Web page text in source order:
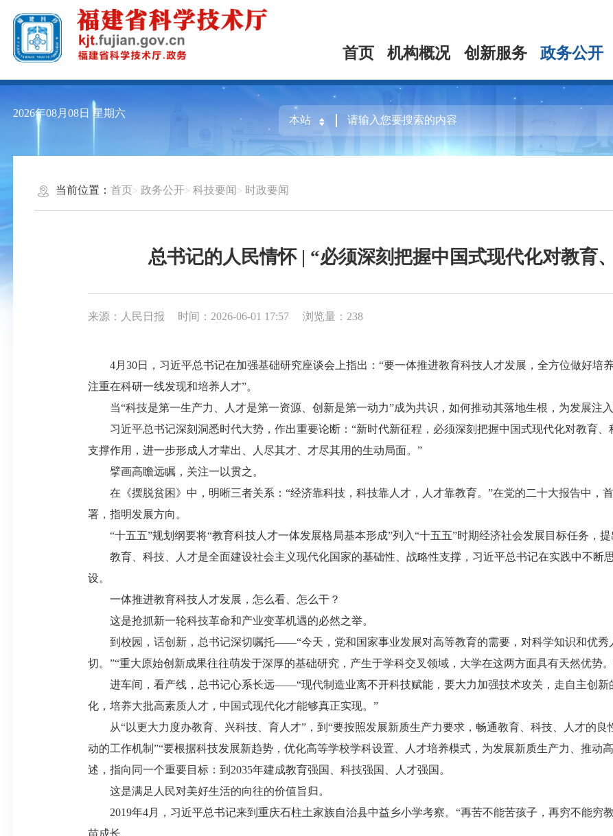
首页 机构概况 创新服务 政务公开
2026年08月08日 星期六
当前位置： 首页 政务公开 科技要闻 时政要闻
总书记的人民情怀 | “必须深刻把握中国式现代化对教育
来源：人民日报 时间：2026-06-01 17:57 浏览量：238
4月30日，习近平总书记在加强基础研究座谈会上指出：“要一体推进教育科技人才发展，全方位做好培养
注重在科研一线发现和培养人才”。
当“科技是第一生产力、人才是第一资源、创新是第一动力”成为共识，如何推动其落地生根，为发展注入
习近平总书记深刻洞悉时代大势，作出重要论断：“新时代新征程，必须深刻把握中国式现代化对教育、
支撑作用，进一步形成人才辈出、人尽其才、才尽其用的生动局面。”
擘画高瞻远瞩，关注一以贯之。
在《摆脱贫困》中，明晰三者关系：“经济靠科技，科技靠人才，人才靠教育。”在党的二十大报告中，
署，指明发展方向。
“十五五”规划纲要将“教育科技人才一体发展格局基本形成”列入“十五五”时期经济社会发展目标任务，提
教育、科技、人才是全面建设社会主义现代化国家的基础性、战略性支撑，习近平总书记在实践中不断
设。
一体推进教育科技人才发展，怎么看、怎么干？
这是抢抓新一轮科技革命和产业变革机遇的必然之举。
到校园，话创新，总书记深切嘱托——“今天，党和国家事业发展对高等教育的需要，对科学知识和优秀
切。”“重大原始创新成果往往萌发于深厚的基础研究，产生于学科交叉领域，大学在这两方面具有天然优势
进车间，看产线，总书记心系长远——“现代制造业离不开科技赋能，要大力加强技术攻关，走自主创新
化，培养大批高素质人才，中国式现代化才能够真正实现。”
从“以更大力度办教育、兴科技、育人才”，到“要按照发展新质生产力要求，畅通教育、科技、人才的良
动的工作机制”“要根据科技发展新趋势，优化高等学校学科设置、人才培养模式，为发展新质生产力、推
述，指向同一个重要目标：到2035年建成教育强国、科技强国、人才强国。
这是满足人民对美好生活的向往的价值旨归。
2019年4月，习近平总书记来到重庆石柱土家族自治县中益乡小学考察。“再苦不能苦孩子，再穷不能穷